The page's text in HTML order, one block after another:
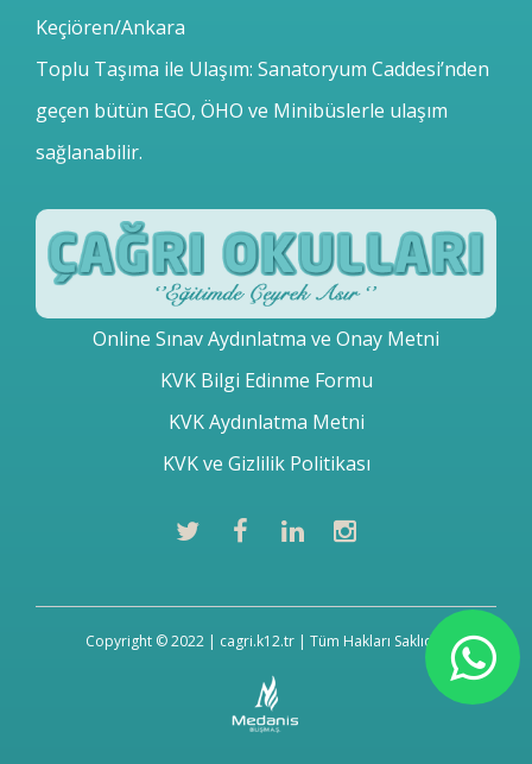
Keçiören/Ankara
Toplu Taşıma ile Ulaşım: Sanatoryum Caddesi’nden
geçen bütün EGO, ÖHO ve Minibüslerle ulaşım
sağlanabilir.
Online Sınav Aydınlatma ve Onay Metni
KVK Bilgi Edinme Formu
KVK Aydınlatma Metni
KVK ve Gizlilik Politikası
Copyright © 2022 | cagri.k12.tr | Tüm Hakları Saklıdır.